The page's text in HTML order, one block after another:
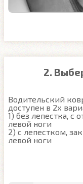
2.
Водительский
доступен в 2х
1) без лепестка, с
левой ноги
2) с лепестком,
левой ноги